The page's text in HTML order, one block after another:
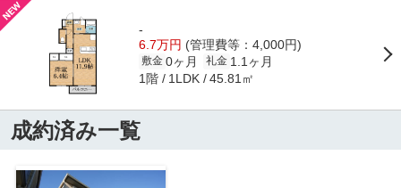
-
6.7万円 (管理費等：4,000円)
敷金 0ヶ月 礼金 1.1ヶ月
1階 1LDK 45.81㎡
成約済み一覧